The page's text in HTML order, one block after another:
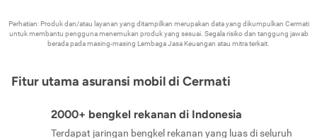
Perhatian: Produk dan/atau layanan yang ditampilkan merupakan data yang dikumpulkan Cermati
untuk membantu pengguna menemukan produk yang sesuai. Segala risiko dan tanggung jawab
berada pada masing-masing Lembaga Jasa Keuangan atau mitra terkait.
Fitur utama asuransi mobil di Cermati
2000+ bengkel rekanan di Indonesia
Terdapat jaringan bengkel rekanan yang luas di seluruh